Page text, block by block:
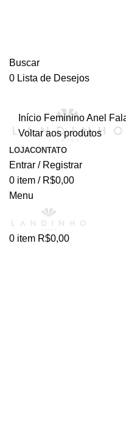
Buscar
0 Lista de Desejos
LOJACONTATO
Entrar / Registrar
0 item / R$0,00
Menu
0 item R$0,00
Início FemininoAnel
Voltar aos produtos